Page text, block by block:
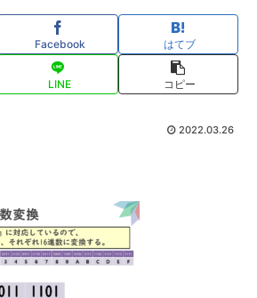
Facebook はてブ
LINE コピー
2022.03.26